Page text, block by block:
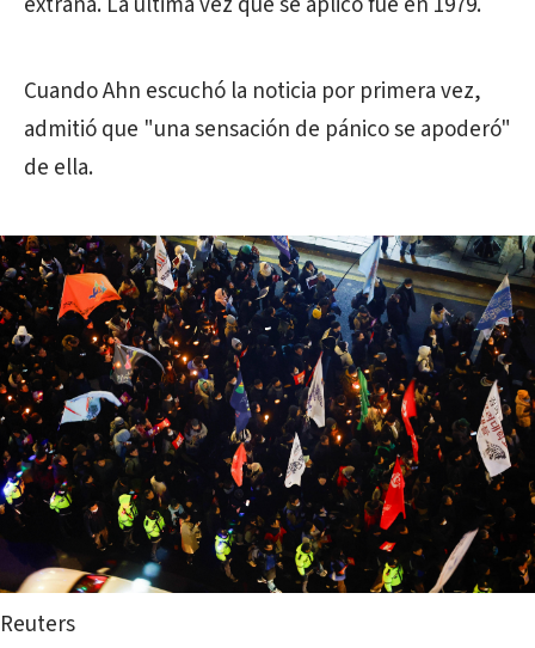
Cuando Ahn escuchó la noticia por primera vez,
admitió que "una sensación de pánico se apoderó"
de ella.
Reuters